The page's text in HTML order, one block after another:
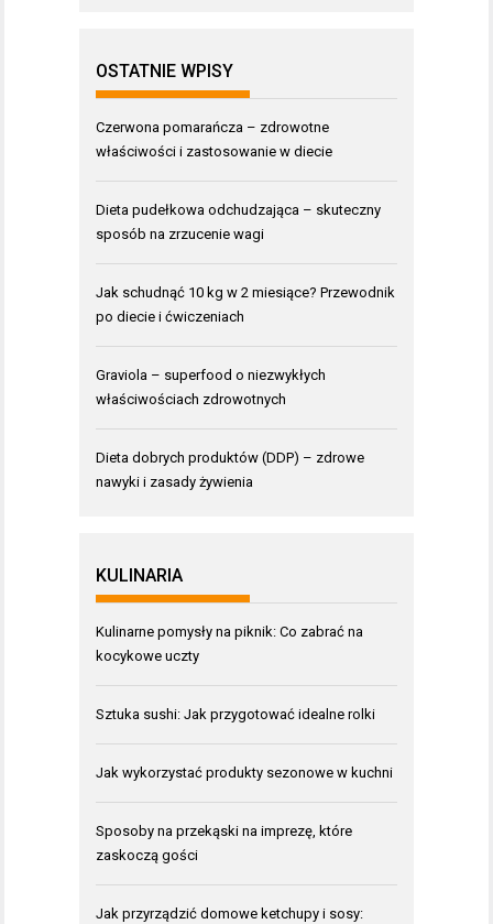
OSTATNIE WPISY
Czerwona pomarańcza – zdrowotne
właściwości i zastosowanie w diecie
Dieta pudełkowa odchudzająca – skuteczny
sposób na zrzucenie wagi
Jak schudnąć 10 kg w 2 miesiące? Przewodnik
po diecie i ćwiczeniach
Graviola – superfood o niezwykłych
właściwościach zdrowotnych
Dieta dobrych produktów (DDP) – zdrowe
nawyki i zasady żywienia
KULINARIA
Kulinarne pomysły na piknik: Co zabrać na
kocykowe uczty
Sztuka sushi: Jak przygotować idealne rolki
Jak wykorzystać produkty sezonowe w kuchni
Sposoby na przekąski na imprezę, które
zaskoczą gości
Jak przyrządzić domowe ketchupy i sosy: